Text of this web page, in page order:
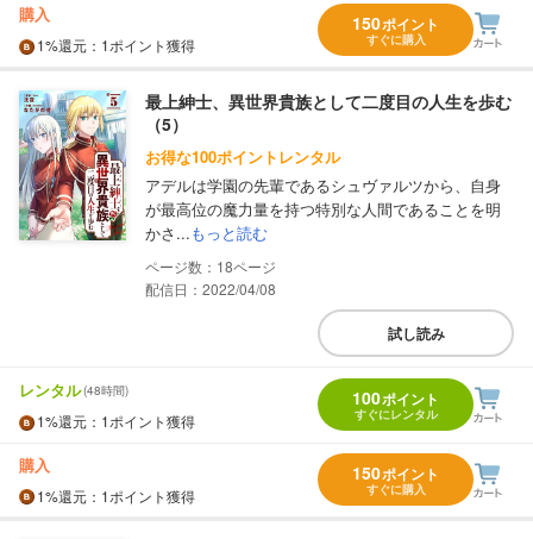
購入
1%還元 ：1ポイント獲得
150ポイント
すぐに購入
最上紳士、異世界貴族として二度目の人生を歩む
（5）
お得な100ポイントレンタル
アデルは学園の先輩であるシュヴァルツから、自身
が最高位の魔力量を持つ特別な人間であることを明
かさ...もっと読む
18
配信日：2022/04/08
試し読み
レンタル(48時間)
1%還元 ：1ポイント獲得
100ポイント
すぐにレンタル
購入
1%還元 ：1ポイント獲得
150ポイント
すぐに購入